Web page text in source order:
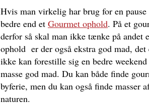
Hvis man virkelig har brug for en
bedre end et Gourmet ophold. På et
derfor så skal man ikke tænke på andet
ophold er der også ekstra god mad,
ikke kan forestille sig en bedre
masse god mad. Du kan både finde
byferie, men du kan også finde masser
naturen.